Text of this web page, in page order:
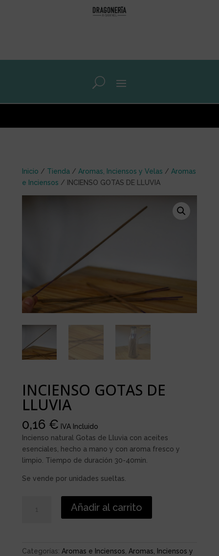
Inicio / Tienda / Aromas, Inciensos y Velas / Aromas
e Inciensos / INCIENSO GOTAS DE LLUVIA
INCIENSO GOTAS DE
LLUVIA
0,16 € IVA Incluido
Incienso natural Gotas de Lluvia con aceites
esenciales, hecho a mano y con aroma fresco y
limpio. Tiempo de duración 30-40min.
Se vende por unidades sueltas.
GOTAS
Añadir al carrito
Categorías: Aromas e Inciensos Aromas, Inciensos y